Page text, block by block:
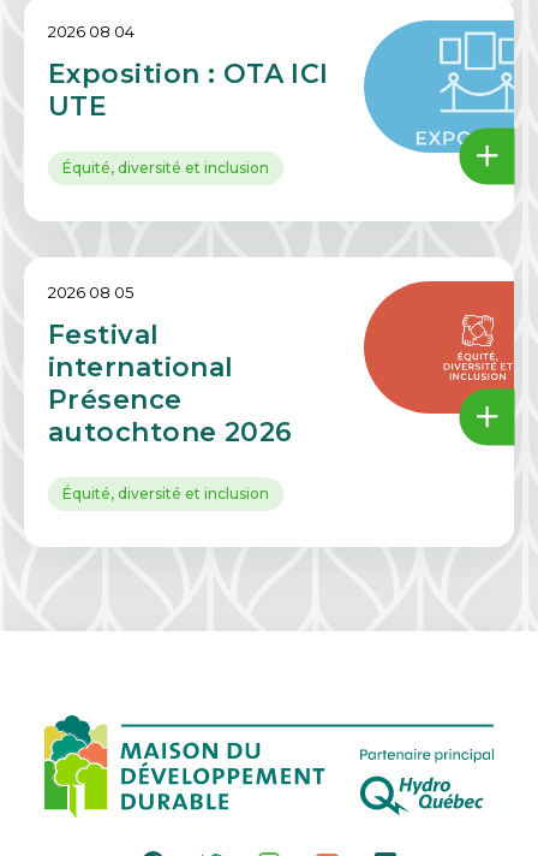
2026 08 04
Exposition : OTA ICI
UTE
Équité, diversité et inclusion
2026 08 05
Festival
international
Présence
autochtone 2026
Équité, diversité et inclusion